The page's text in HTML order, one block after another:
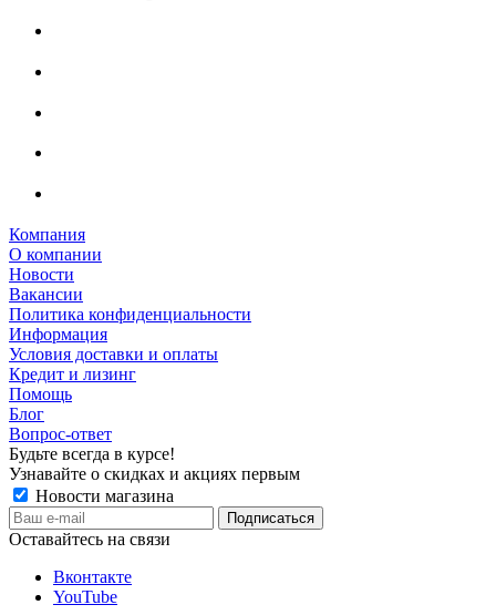
Компания
О компании
Новости
Вакансии
Политика конфиденциальности
Информация
Условия доставки и оплаты
Кредит и лизинг
Помощь
Блог
Вопрос-ответ
Будьте всегда в курсе!
Узнавайте о скидках и акциях первым
Новости магазина
Оставайтесь на связи
Вконтакте
YouTube